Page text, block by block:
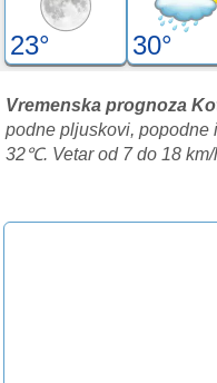
23° 30°
Vremenska prognoza
podne pljuskovi,
32℃. Vetar od 7 do 18